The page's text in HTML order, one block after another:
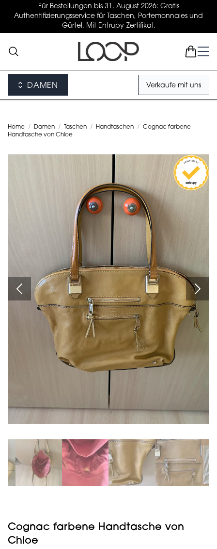
Für Bestellungen bis 31. August 2026: Gratis
Authentifizierungsservice für Taschen, Portemonnaies und
Gürtel. Mit Entrupy-Zertifikat.
DAMEN Verkaufe mit uns
Home / Damen / Taschen / Handtaschen / Cognac farbene
Handtasche von Chloe
Cognac farbene Handtasche von
Chloe